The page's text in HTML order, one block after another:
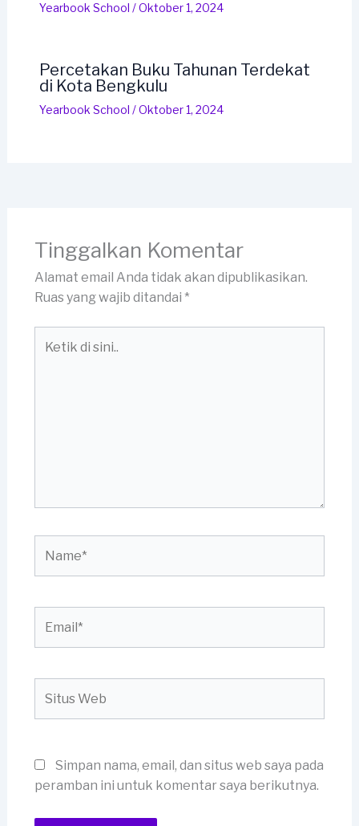
Yearbook School /Oktober 1, 2024
Percetakan Buku Tahunan Terdekat
di Kota Bengkulu
Yearbook School /Oktober 1, 2024
Tinggalkan Komentar
Alamat email Anda tidak akan dipublikasikan.
Ruas yang wajib ditandai *
Web
Simpan nama, email, dan situs web saya pada
peramban ini untuk komentar saya berikutnya.